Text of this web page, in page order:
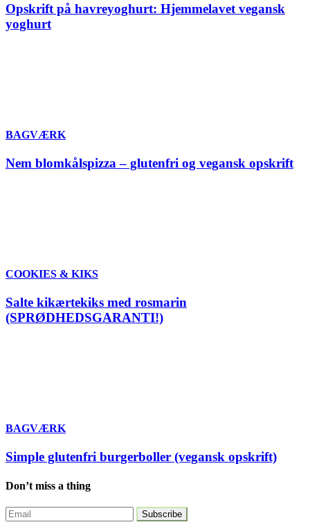
Opskrift på havreyoghurt: Hjemmelavet vegansk
yoghurt
BAGVÆRK
Nem blomkålspizza – glutenfri og vegansk opskrift
COOKIES & KIKS
Salte kikærtekiks med rosmarin
(SPRØDHEDSGARANTI!)
BAGVÆRK
Simple glutenfri burgerboller (vegansk opskrift)
Don’t miss a thing